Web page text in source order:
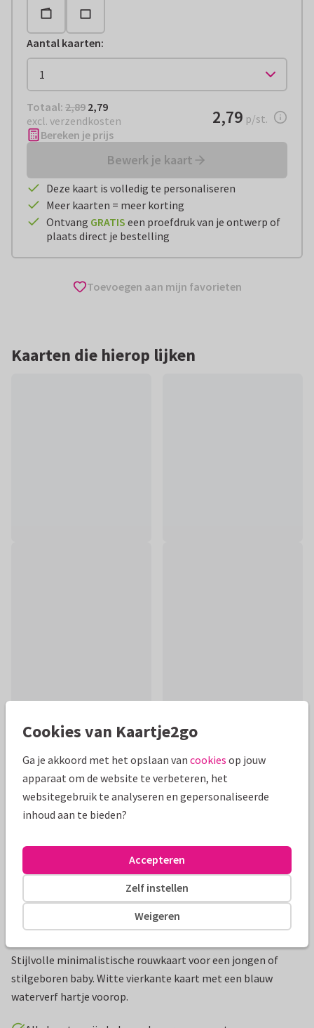
Aantal kaarten:
Totaal: € 2,79
Totaal: 2,89 2,79
excl. verzendkosten
€ 2,79per stuk
2,79 p/st.
Bereken je prijs
Bewerk je kaart
Deze kaart is volledig te personaliseren
Meer kaarten = meer korting
Ontvang GRATIS een proefdruk van je ontwerp of
plaats direct je bestelling
Toevoegen aan mijn favorieten
Kaarten die hierop lijken
Productinformatie
Stijlvolle minimalistische rouwkaart voor een jongen of
stilgeboren baby. Witte vierkante kaart met een blauw
waterverf hartje voorop.
Cookies van Kaartje2go
Ga je akkoord met het opslaan van cookies op jouw
apparaat om de website te verbeteren, het
websitegebruik te analyseren en gepersonaliseerde
inhoud aan te bieden?
Weigeren
Zelf instellen
Accepteren